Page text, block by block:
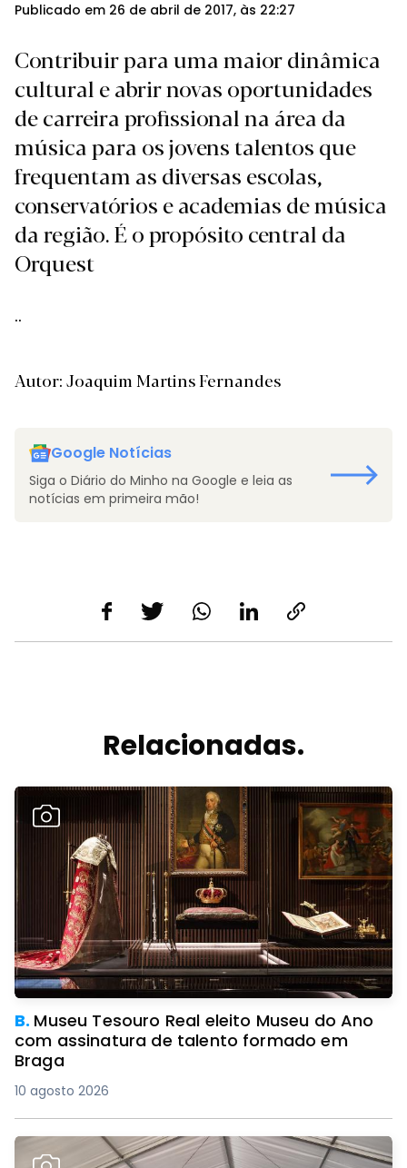
Publicado em 26 de abril de 2017, às 22:27
Contribuir para uma maior dinâmica
cultural e abrir novas oportunidades
de carreira profissional na área da
música para os jovens talentos que
frequentam as diversas escolas,
conservatórios e academias de música
da região. É o propósito central da
Orquest
..
Autor: Joaquim Martins Fernandes
Google Notícias
Siga o Diário do Minho na Google e leia as
notícias em primeira mão!
Relacionadas.
B. Museu Tesouro Real eleito Museu do Ano
com assinatura de talento formado em
Braga
10 agosto 2026